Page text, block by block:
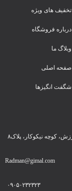
تخفیف های ویژه
درباره فروشگاه
وبلاگ ما
صفحه اصلی
شگفت انگیزها
کوچه نیکوکار، پلاک۸
Radman@gimal.com
۰۹۰۵۰۲۳۲۳۲۳